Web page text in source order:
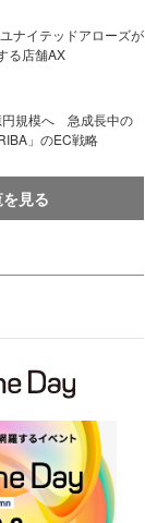
ナイテッドアローズが
る店舗AX
円規模へ 急成長中の
」のEC戦略
見る